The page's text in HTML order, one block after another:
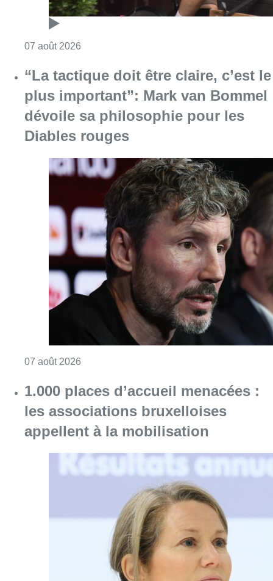
07 août 2026
“La tactique doit être claire, c’est le
plus important”: Mark van Bommel
dévoile sa philosophie pour les
Diables rouges
07 août 2026
1.000 places d’accueil menacées :
les associations bruxelloises
appellent à la mobilisation